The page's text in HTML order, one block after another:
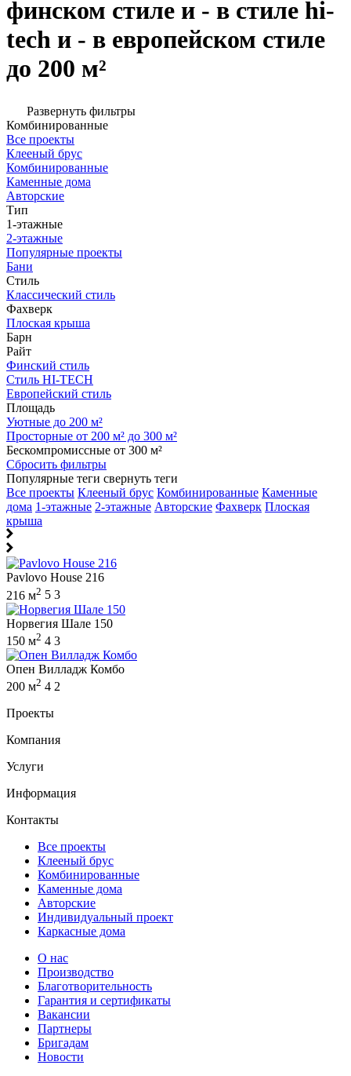
финском стиле и - в стиле hi-
tech и - в европейском стиле
до 200 м²
Развернуть фильтры
Комбинированные
Все проекты
Клееный брус
Комбинированные
Каменные дома
Авторские
Тип
1-этажные
2-этажные
Популярные проекты
Бани
Стиль
Классический стиль
Фахверк
Плоская крыша
Барн
Райт
Финский стиль
Стиль HI-TECH
Европейский стиль
Площадь
Уютные до 200 м²
Просторные от 200 м² до 300 м²
Бескомпромиссные от 300 м²
Сбросить фильтры
Популярные теги свернуть теги
Все проекты Клееный брус Комбинированные Каменные
дома 1-этажные 2-этажные Авторские Фахверк Плоская
крыша
Pavlovo House 216
216 м2 5 3
Норвегия Шале 150
150 м2 4 3
Опен Вилладж Комбо
200 м2 4 2
Проекты
Компания
Услуги
Информация
Контакты
Все проекты
Клееный брус
Комбинированные
Каменные дома
Авторские
Индивидуальный проект
Каркасные дома
О нас
Производство
Благотворительность
Гарантия и сертификаты
Вакансии
Партнеры
Бригадам
Новости